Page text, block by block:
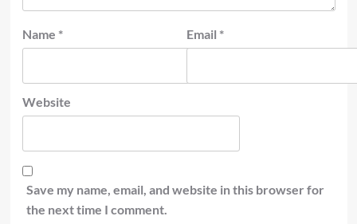
Name * Email *
Website
Save my name, email, and website in this browser for
the next time I comment.